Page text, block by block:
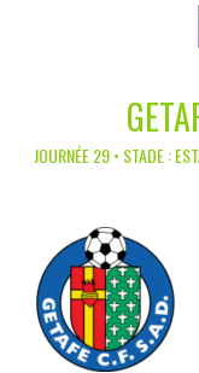
JOURNÉE 29 • STADE :